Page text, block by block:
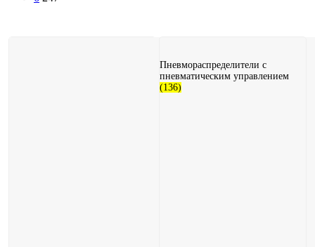
Пневмораспределители с
пневматическим управлением
(136)